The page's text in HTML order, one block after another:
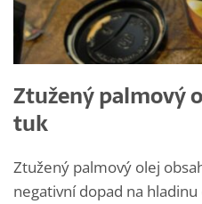
Ztužený palmový
tuk
Ztužený palmový olej
negativní dopad na